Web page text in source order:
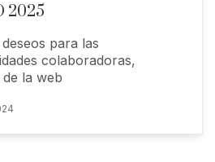
2025
para las
colaboradoras,
la web